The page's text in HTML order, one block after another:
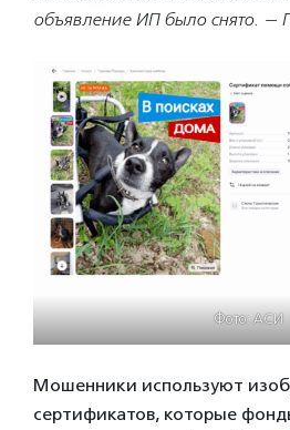
объявление ИП было снято. —
Фото: АСИ
Мошенники используют
сертификатов, которые